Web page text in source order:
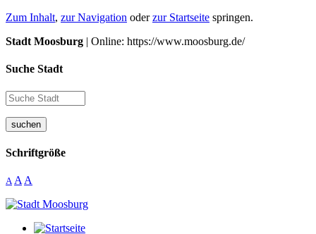
Zum Inhalt, zur Navigation oderzur Startseite springen.
Stadt Moosburg | Online: https://www.moosburg.de/
Suche Stadt
suchen
Schriftgröße
A A A